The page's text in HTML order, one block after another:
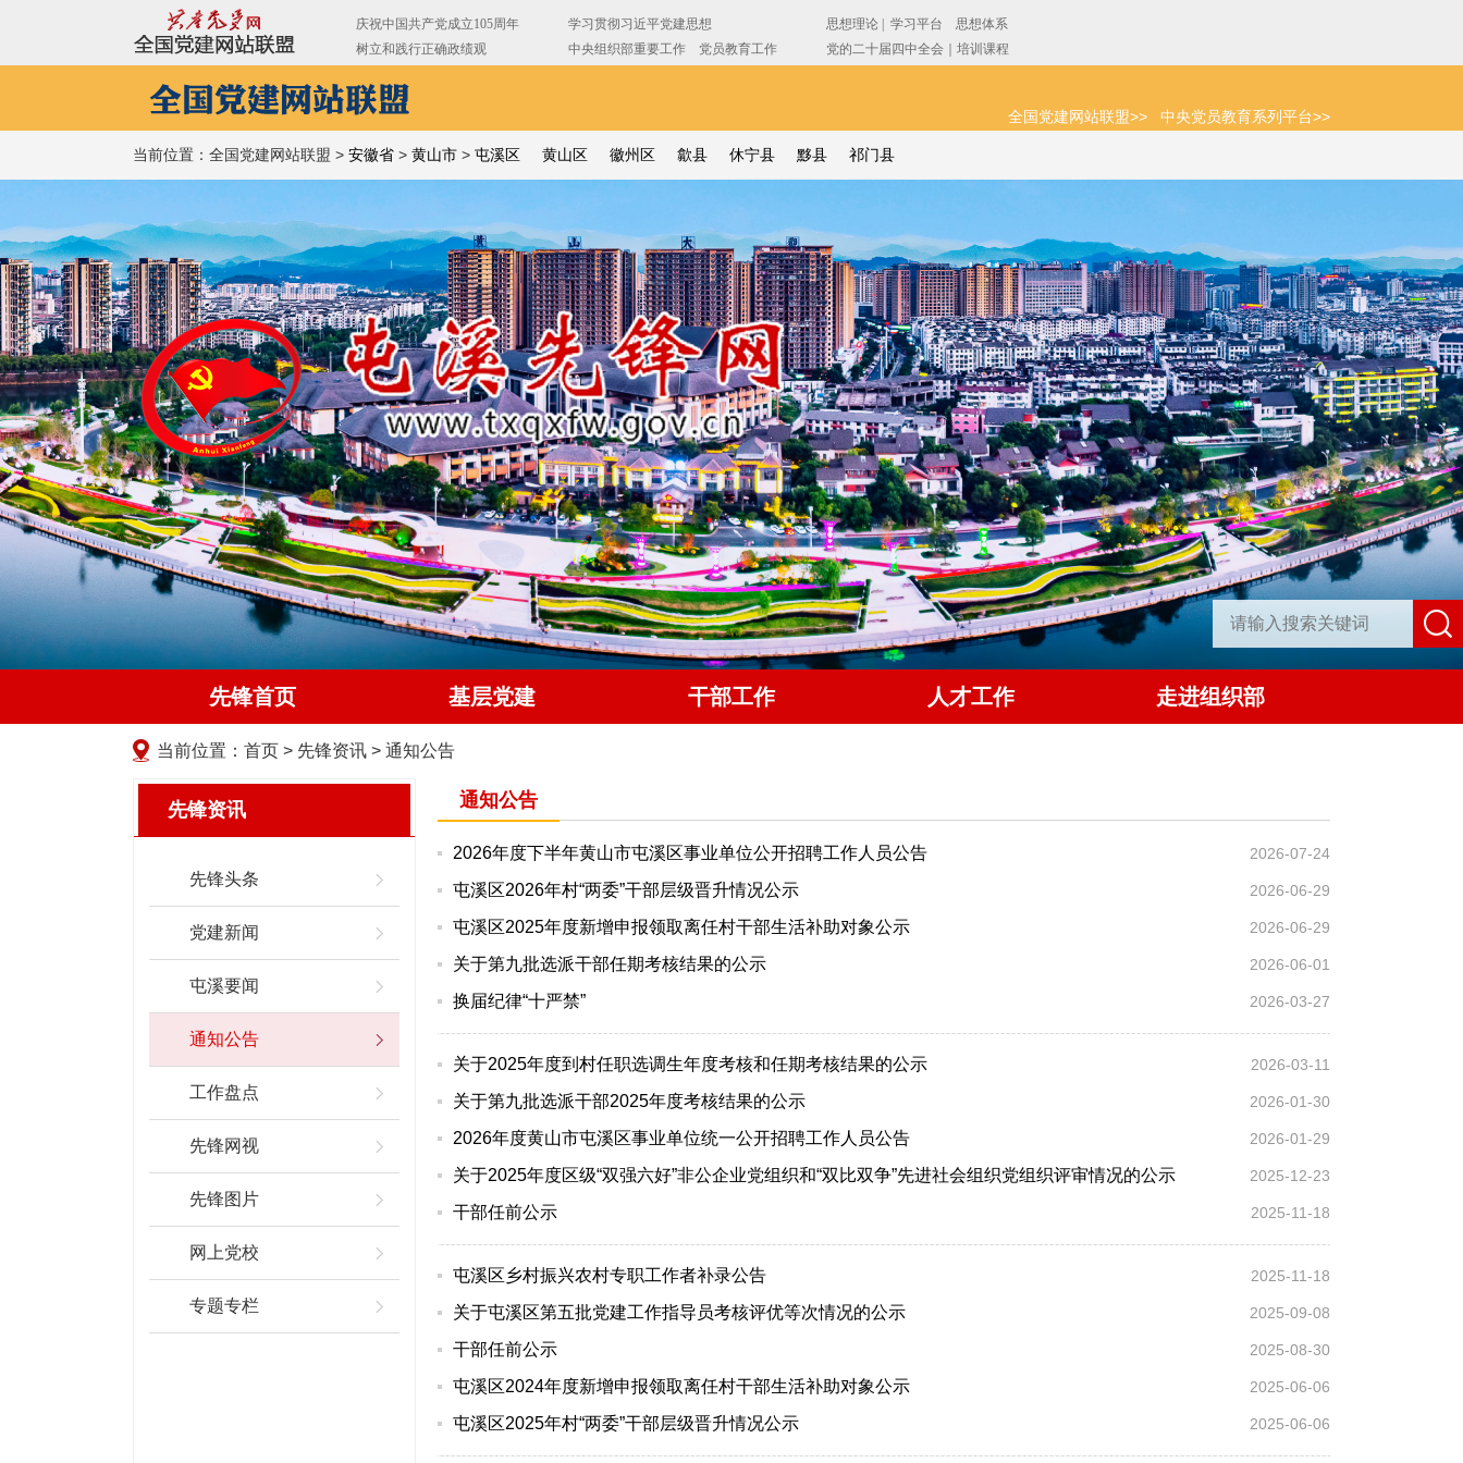
全国党建网站联盟>> 中央党员教育系列平台>>
当前位置：全国党建网站联盟 > 安徽省 > 黄山市 > 屯溪区 黄山区 徽州区 歙县 休宁县 黟县 祁门县
先锋首页 基层党建 干部工作 人才工作 走进组织部
当前位置： 首页 > 先锋资讯 > 通知公告
先锋资讯
先锋头条
党建新闻
屯溪要闻
通知公告
工作盘点
先锋网视
先锋图片
网上党校
专题专栏
通知公告
2026-07-24
2026年度下半年黄山市屯溪区事业单位公开招聘工作人员公告
2026-06-29
屯溪区2026年村“两委”干部层级晋升情况公示
2026-06-29
屯溪区2025年度新增申报领取离任村干部生活补助对象公示
2026-06-01
关于第九批选派干部任期考核结果的公示
2026-03-27
换届纪律“十严禁”
2026-03-11
关于2025年度到村任职选调生年度考核和任期考核结果的公示
2026-01-30
关于第九批选派干部2025年度考核结果的公示
2026-01-29
2026年度黄山市屯溪区事业单位统一公开招聘工作人员公告
2025-12-23
关于2025年度区级“双强六好”非公企业党组织和“双比双争”先进社会组织党组织评审情况的公示
2025-11-18
干部任前公示
2025-11-18
屯溪区乡村振兴农村专职工作者补录公告
2025-09-08
关于屯溪区第五批党建工作指导员考核评优等次情况的公示
2025-08-30
干部任前公示
2025-06-06
屯溪区2024年度新增申报领取离任村干部生活补助对象公示
2025-06-06
屯溪区2025年村“两委”干部层级晋升情况公示